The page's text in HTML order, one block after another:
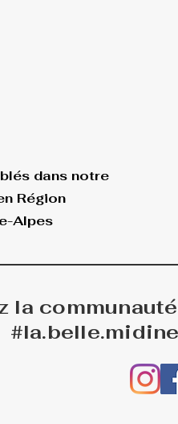
dans notre
Région
Alpes
la